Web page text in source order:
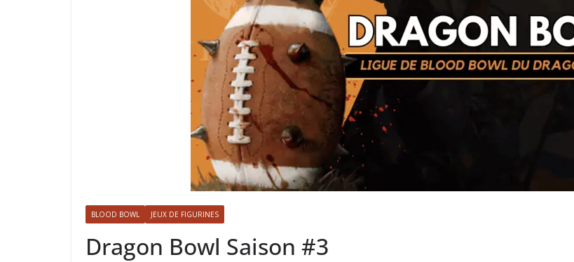
BLOOD BOWL JEUX DE FIGURINES
Dragon Bowl Saison #3